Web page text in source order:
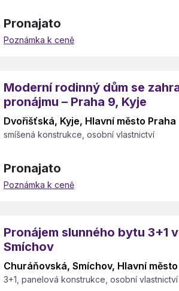
Pronajato
Poznámka k ceně
Moderní rodinný dům se
pronájmu – Praha 9, Kyje
Dvořišťská, Kyje, Hlavní město Praha
smíšená konstrukce, osobní vlastnictví
Pronajato
Poznámka k ceně
Pronájem slunného bytu 3+1
Smíchov
Churáňovská, Smíchov, Hlavní
3+1, panelová konstrukce, osobní vlastnictví